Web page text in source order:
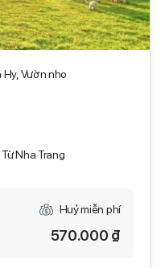
Vườn nho
Từ Nha Trang
Huỷ miễn phí
570.000 ₫